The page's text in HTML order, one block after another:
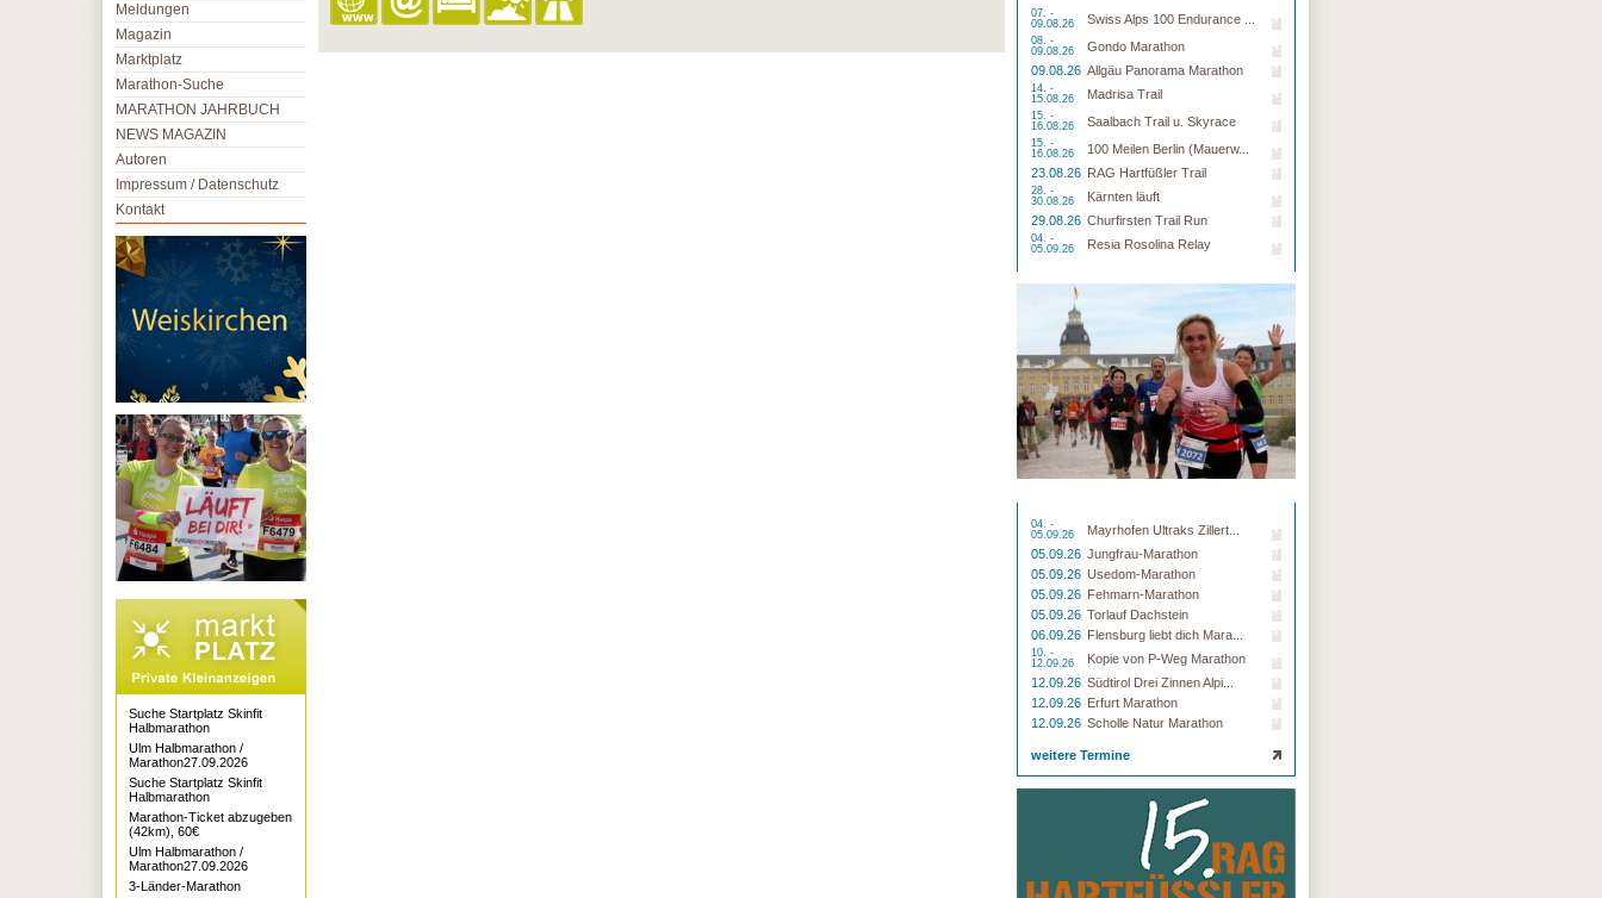
07. -
09.08.26
Swiss Alps 100 Endurance ...
08. -
09.08.26
Gondo Marathon
09.08.26 Allgäu Panorama Marathon
14. -
15.08.26
Madrisa Trail
15. -
16.08.26
Saalbach Trail u. Skyrace
15. -
16.08.26
100 Meilen Berlin (Mauerw...
23.08.26 RAG Hartfüßler Trail
28. -
30.08.26
Kärnten läuft
29.08.26 Churfirsten Trail Run
04. -
05.09.26
Resia Rosolina Relay
04. -
05.09.26
Mayrhofen Ultraks Zillert...
05.09.26 Jungfrau-Marathon
05.09.26 Usedom-Marathon
05.09.26 Fehmarn-Marathon
05.09.26 Torlauf Dachstein
06.09.26 Flensburg liebt dich Mara...
10. -
12.09.26
Kopie von P-Weg Marathon
12.09.26 Südtirol Drei Zinnen Alpi...
12.09.26 Erfurt Marathon
12.09.26 Scholle Natur Marathon
weitere Termine
Meldungen
Magazin
Marktplatz
Marathon-Suche
MARATHON JAHRBUCH
NEWS MAGAZIN
Autoren
Impressum / Datenschutz
Kontakt
Suche Startplatz Skinfit
Halbmarathon
Ulm Halbmarathon /
Marathon27.09.2026
Suche Startplatz Skinfit
Halbmarathon
Marathon-Ticket abzugeben
(42km), 60€
Ulm Halbmarathon /
Marathon27.09.2026
3-Länder-Marathon